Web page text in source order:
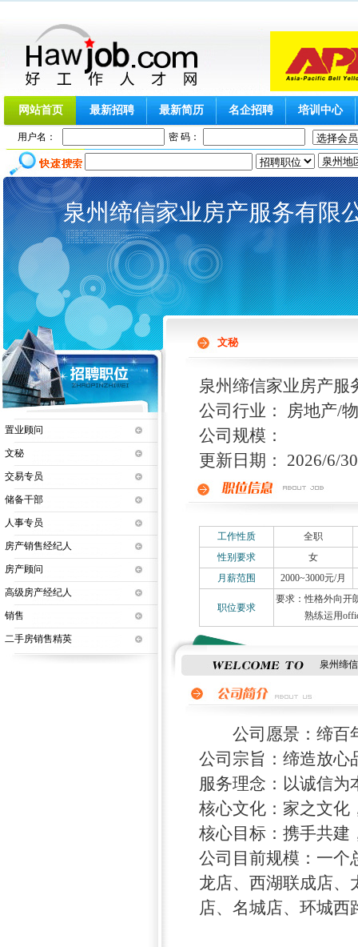
网站首页 最新招聘 最新简历 名企招聘 培训中心
用户名： 密 码：
泉州缔信家业房产服务有限
置业顾问
文秘
交易专员
储备干部
人事专员
房产销售经纪人
房产顾问
高级房产经纪人
销售
二手房销售精英
文秘
泉州缔信家业房产服
公司行业： 房地产/
公司规模：
更新日期： 2026/6/
工作性质
全职
性别要求
女
月薪范围
2000~3000元/月
职位要求
要求：性格外向开
熟练运用office
泉州缔
公司愿景：缔百
公司宗旨：缔造放心
服务理念：以诚信为
核心文化：家之文化
核心目标：携手共建
公司目前规模：一个
龙店、西湖联成店、
店、名城店、环城西